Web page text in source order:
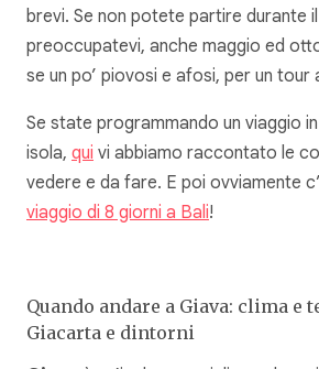
brevi. Se non potete partire durante
preoccupatevi, anche maggio ed
se un po’ piovosi e afosi, per un tour
Se state programmando un viaggio
isola, qui vi abbiamo raccontato le
vedere e da fare. E poi ovviamente
viaggio di 8 giorni a Bali!
Quando andare a Giava: clima e
Giacarta e dintorni